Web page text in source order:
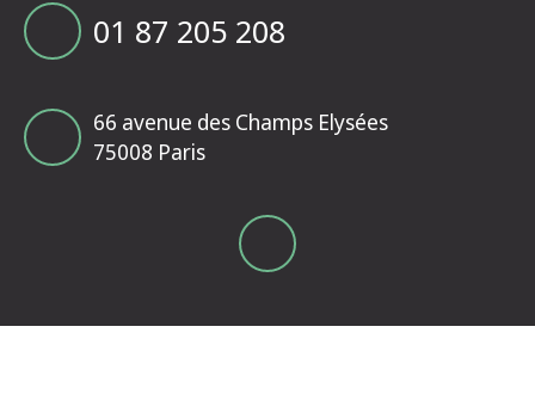
01 87 205 208
66 avenue des Champs Elysées
75008 Paris